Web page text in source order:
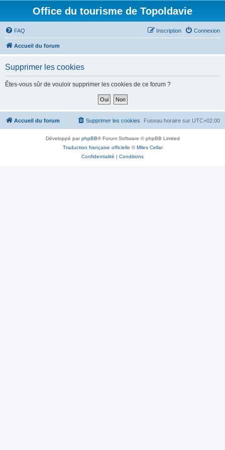
Office du tourisme de Topoldavie
FAQ Connexion
Inscription
Accueil du forum
Supprimer les cookies
Êtes-vous sûr de vouloir supprimer les cookies de ce forum ?
Accueil du forum Fuseau horaire sur UTC+02:00
Supprimer les cookies
Développé parphpBB® Forum Software © phpBB Limited
Traduction française officielle ©Miles Cellar
Confidentialité | Conditions